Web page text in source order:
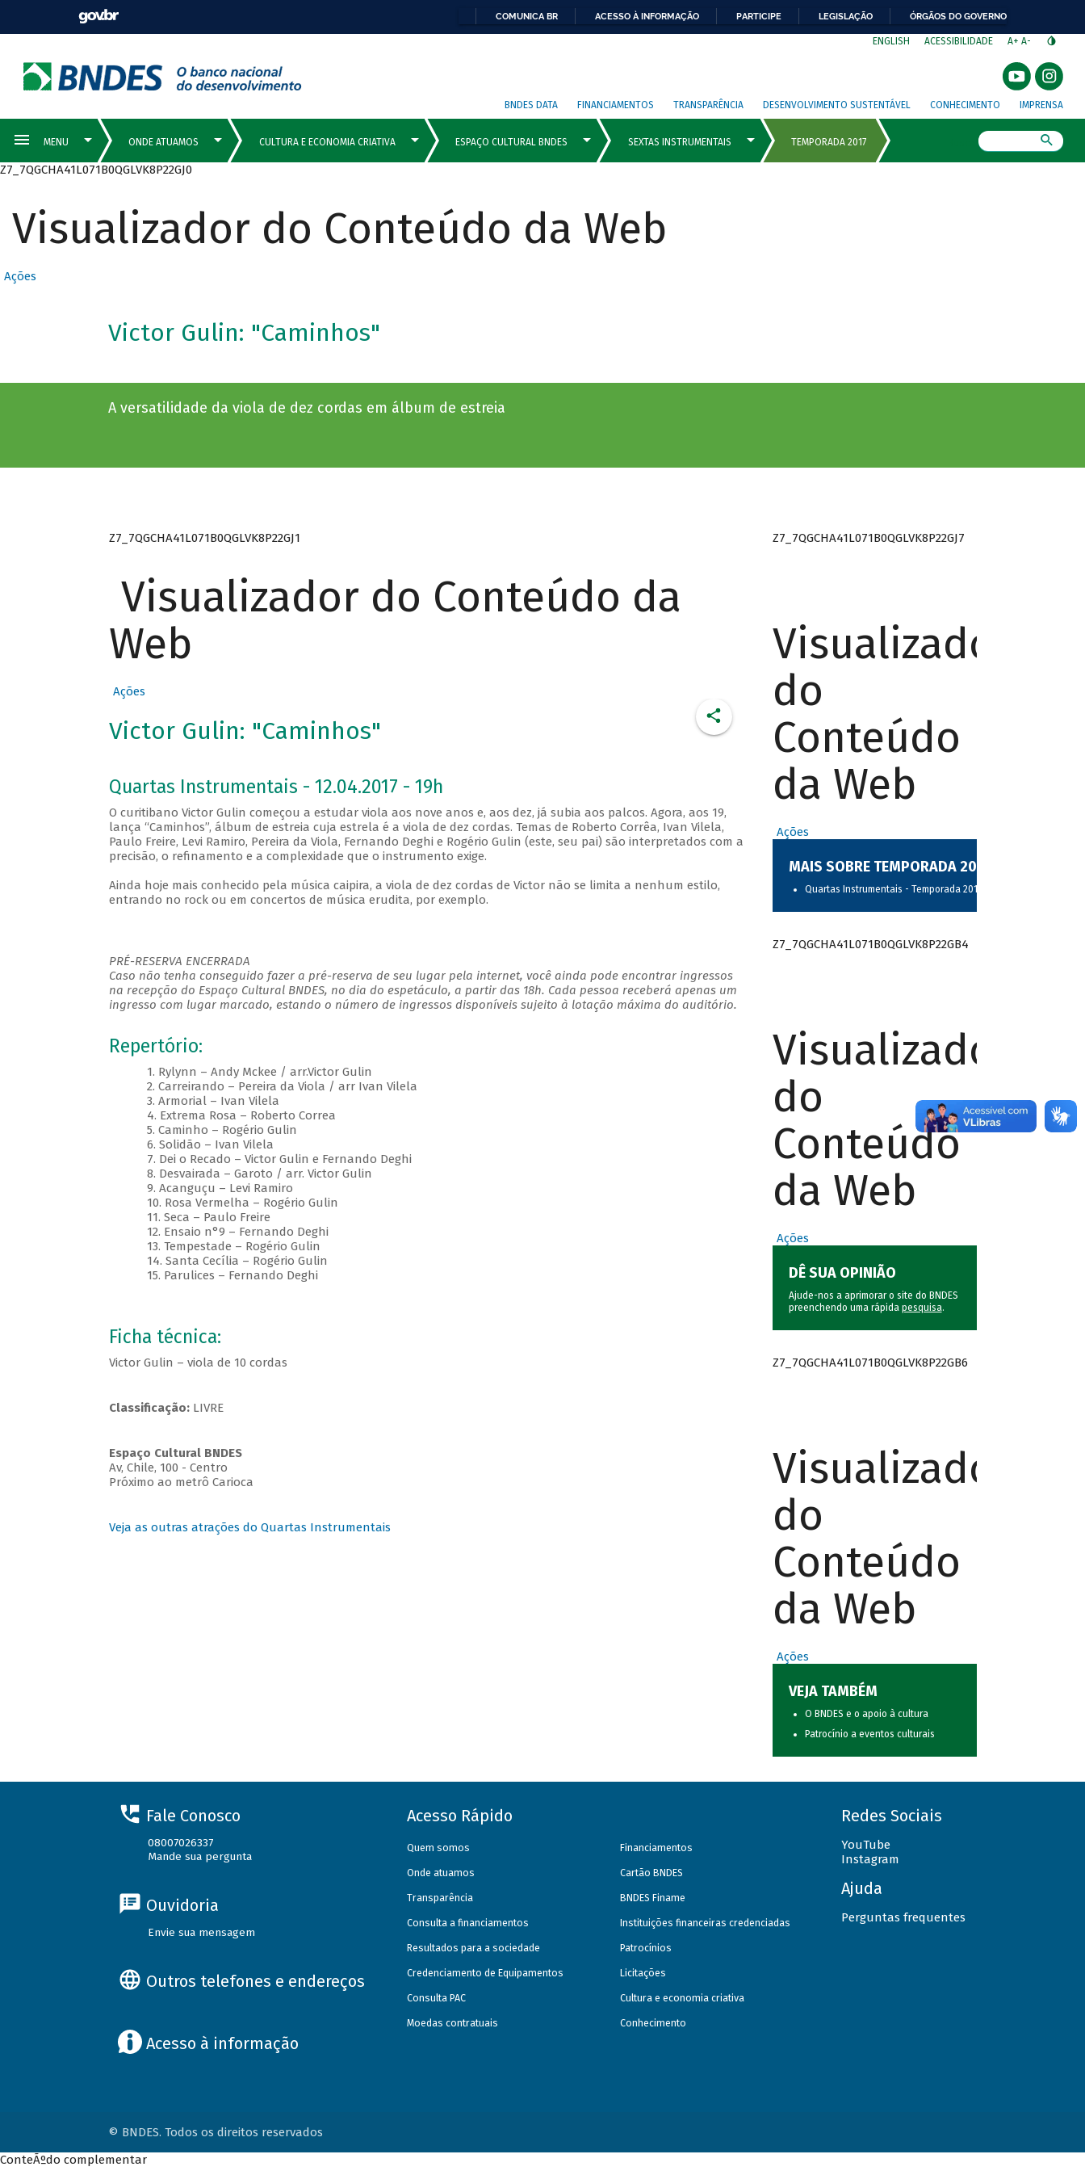
COMUNICA BR ACESSO À INFORMAÇÃO PARTICIPE LEGISLAÇÃO ÓRGÃOS DO GOVERNO
ENGLISH ACESSIBILIDADE A+ A-
BNDES DATA FINANCIAMENTOS TRANSPARÊNCIA DESENVOLVIMENTO SUSTENTÁVEL CONHECIMENTO IMPRENSA
Z7_7QGCHA41L071B0QGLVK8P22GJ0
Visualizador do Conteúdo da Web
Ações
Victor Gulin: "Caminhos"
A versatilidade da viola de dez cordas em álbum de estreia
Z7_7QGCHA41L071B0QGLVK8P22GJ1
Visualizador do Conteúdo da
Web
Ações
Victor Gulin: "Caminhos"
Quartas Instrumentais - 12.04.2017 - 19h
O curitibano Victor Gulin começou a estudar viola aos nove anos e, aos dez, já subia aos palcos. Agora, aos 19,
lança “Caminhos”, álbum de estreia cuja estrela é a viola de dez cordas. Temas de Roberto Corrêa, Ivan Vilela,
Paulo Freire, Levi Ramiro, Pereira da Viola, Fernando Deghi e Rogério Gulin (este, seu pai) são interpretados com a
precisão, o refinamento e a complexidade que o instrumento exige.
Ainda hoje mais conhecido pela música caipira, a viola de dez cordas de Victor não se limita a nenhum estilo,
entrando no rock ou em concertos de música erudita, por exemplo.
PRÉ-RESERVA ENCERRADA
Caso não tenha conseguido fazer a pré-reserva de seu lugar pela internet, você ainda pode encontrar ingressos
na recepção do Espaço Cultural BNDES, no dia do espetáculo, a partir das 18h. Cada pessoa receberá apenas um
ingresso com lugar marcado, estando o número de ingressos disponíveis sujeito à lotação máxima do auditório.
Repertório:
1. Rylynn – Andy Mckee / arr.Victor Gulin
2. Carreirando – Pereira da Viola / arr Ivan Vilela
3. Armorial – Ivan Vilela
4. Extrema Rosa – Roberto Correa
5. Caminho – Rogério Gulin
6. Solidão – Ivan Vilela
7. Dei o Recado – Victor Gulin e Fernando Deghi
8. Desvairada – Garoto / arr. Victor Gulin
9. Acanguçu – Levi Ramiro
10. Rosa Vermelha – Rogério Gulin
11. Seca – Paulo Freire
12. Ensaio n°9 – Fernando Deghi
13. Tempestade – Rogério Gulin
14. Santa Cecília – Rogério Gulin
15. Parulices – Fernando Deghi
Ficha técnica:
Victor Gulin – viola de 10 cordas
Classificação:LIVRE
Espaço Cultural BNDES
Av, Chile, 100 - Centro
Próximo ao metrô Carioca
Veja as outras atrações do Quartas Instrumentais
Z7_7QGCHA41L071B0QGLVK8P22GJ7
Visualizador
do
Conteúdo
da Web
Ações
MAIS SOBRE TEMPORADA 2017
Quartas Instrumentais - Temporada 2017
Z7_7QGCHA41L071B0QGLVK8P22GB4
Visualizador
do
Conteúdo
da Web
Ações
DÊ SUA OPINIÃO
Ajude-nos a aprimorar o site do BNDES
preenchendo uma rápida pesquisa.
Z7_7QGCHA41L071B0QGLVK8P22GB6
Visualizador
do
Conteúdo
da Web
Ações
VEJA TAMBÉM
O BNDES e o apoio à cultura
Patrocínio a eventos culturais
Fale Conosco
08007026337
Mande sua pergunta
Ouvidoria
Envie sua mensagem
Outros telefones e endereços
Acesso à informação
Acesso Rápido
Quem somos
Onde atuamos
Transparência
Consulta a financiamentos
Resultados para a sociedade
Credenciamento de Equipamentos
Consulta PAC
Moedas contratuais
Financiamentos
Cartão BNDES
BNDES Finame
Instituições financeiras credenciadas
Patrocínios
Licitações
Cultura e economia criativa
Conhecimento
Redes Sociais
YouTube
Instagram
Ajuda
Perguntas frequentes
© BNDES. Todos os direitos reservados
ConteÃºdo complementar